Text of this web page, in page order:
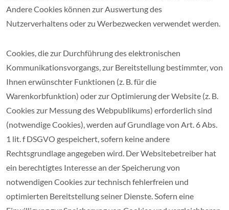
Andere Cookies können zur Auswertung des
Nutzerverhaltens oder zu Werbezwecken verwendet werden.
Cookies, die zur Durchführung des elektronischen
Kommunikationsvorgangs, zur Bereitstellung bestimmter, von
Ihnen erwünschter Funktionen (z. B. für die
Warenkorbfunktion) oder zur Optimierung der Website (z. B.
Cookies zur Messung des Webpublikums) erforderlich sind
(notwendige Cookies), werden auf Grundlage von Art. 6 Abs.
1 lit. f DSGVO gespeichert, sofern keine andere
Rechtsgrundlage angegeben wird. Der Websitebetreiber hat
ein berechtigtes Interesse an der Speicherung von
notwendigen Cookies zur technisch fehlerfreien und
optimierten Bereitstellung seiner Dienste. Sofern eine